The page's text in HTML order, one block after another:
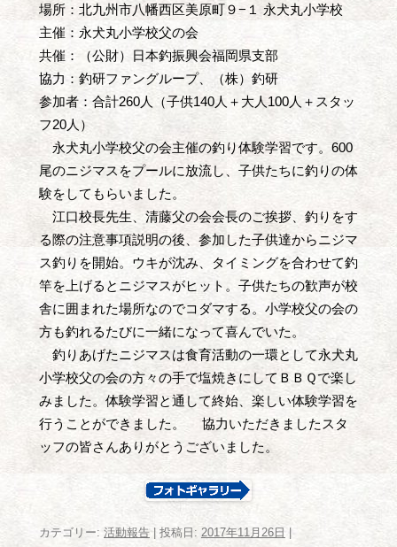
場所：北九州市八幡西区美原町９−１ 永犬丸小学校
主催：永犬丸小学校父の会
共催：（公財）日本釣振興会福岡県支部
協力：釣研ファングループ、（株）釣研
参加者：合計260人（子供140人＋大人100人＋スタッ
フ20人）
永犬丸小学校父の会主催の釣り体験学習です。600
尾のニジマスをプールに放流し、子供たちに釣りの体
験をしてもらいました。
江口校長先生、清藤父の会会長のご挨拶、釣りをす
る際の注意事項説明の後、参加した子供達からニジマ
ス釣りを開始。ウキが沈み、タイミングを合わせて釣
竿を上げるとニジマスがヒット。子供たちの歓声が校
舎に囲まれた場所なのでコダマする。小学校父の会の
方も釣れるたびに一緒になって喜んでいた。
釣りあげたニジマスは食育活動の一環として永犬丸
小学校父の会の方々の手で塩焼きにしてＢＢＱで楽し
みました。体験学習と通して終始、楽しい体験学習を
行うことができました。 協力いただきましたスタ
ッフの皆さんありがとうございました。
カテゴリー: 活動報告| 投稿日: 2017年11月26日 |